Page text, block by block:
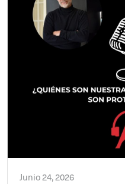
Junio 24, 2026